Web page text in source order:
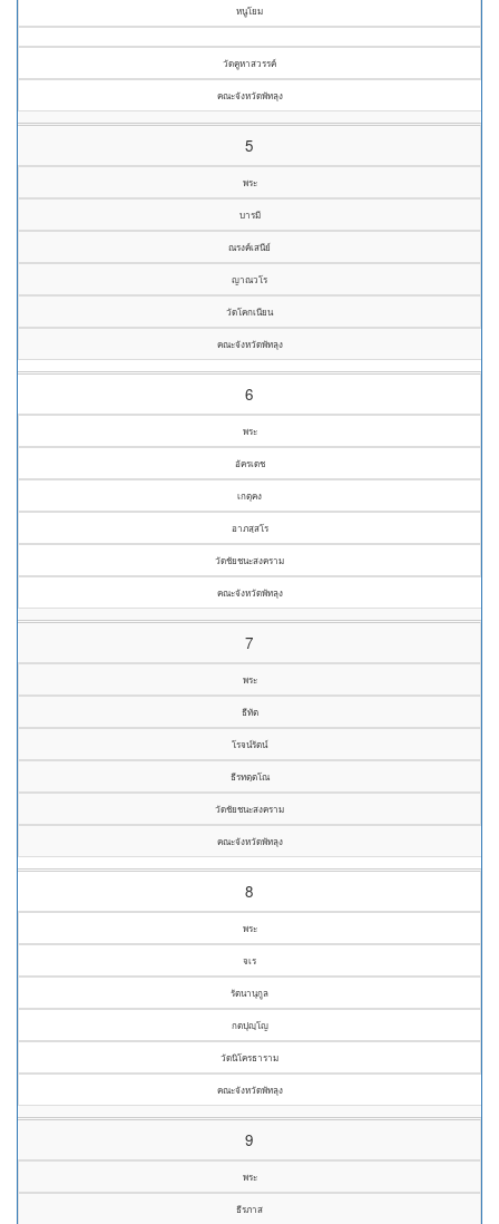
หนูโยม
วัดคูหาสวรรค์
คณะจังหวัดพัทลุง
5
พระ
บารมี
ณรงค์เสนีย์
ญาณวโร
วัดโคกเนียน
คณะจังหวัดพัทลุง
6
พระ
อัครเดช
เกตุคง
อาภสฺสโร
วัดชัยชนะสงคราม
คณะจังหวัดพัทลุง
7
พระ
ธีทัต
โรจน์รัตน์
ธีรทตฺตโณ
วัดชัยชนะสงคราม
คณะจังหวัดพัทลุง
8
พระ
จเร
รัตนานุกูล
กตปุญฺโญ
วัดนิโครธาราม
คณะจังหวัดพัทลุง
9
พระ
ธีรภาส